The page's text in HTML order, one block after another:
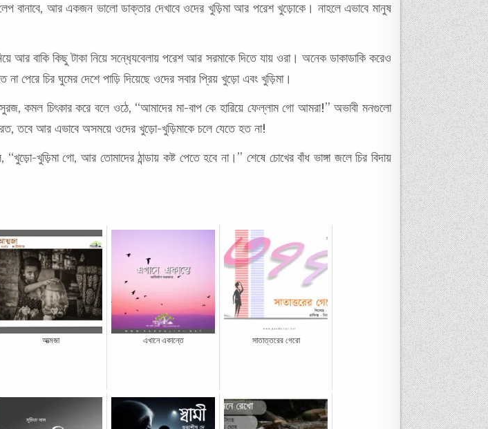
বানাবে, আর একজন ভালো ডাক্তার দেখাবে ওদের খুড়িমা আর পরেশ খুড়োকে। নাহলে এভাবে মানুষ
আর বাকি কিছু টাকা নিয়ে সন্ধ‍্যেবেলায় পরেশ আর সরমাকে দিতে যায় ওরা। অনেক ডাকাডাকি করেও
পেরে চির ঘুমের দেশে পাড়ি দিয়েছে ওদের সবার প্রিয় খুড়ো এবং খুড়িমা।
কমল চিৎকার করে বলে ওঠে, “আমাদের মা-বাপ কে হারিয়ে ফেল্লাম গো আমরা!” অভাবী মনগুলো
তবে আর এভাবে অসময়ে ওদের খুড়ো-খুড়িমাকে চলে যেতে হত না!
খুড়িমা গো, আর তোমাদের ঠান্ডায় কষ্ট পেতে হবে না।” শেষে চোখের বাঁধ ভাঙ্গা জলে চির বিদায়
আত্মজা এখানে একান্তে সাতাত্তরের গেরো